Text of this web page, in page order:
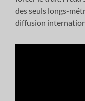
des seuls longs-
diffusion